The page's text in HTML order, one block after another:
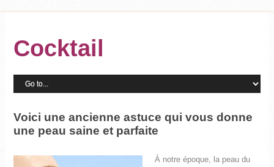
Cocktail
Voici une ancienne astuce qui vous donne
une peau saine et parfaite
À notre époque, la peau du